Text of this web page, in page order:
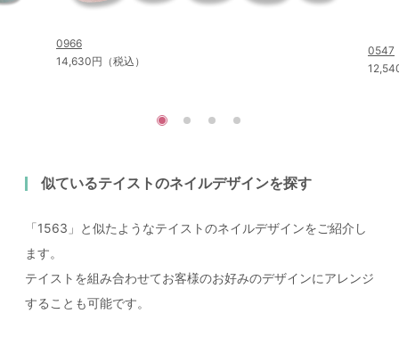
0966
14,630円（税込）
0547
似ているテイストのネイルデザインを探す
「1563」と似たようなテイストのネイルデザインをご紹介し
ます。
テイストを組み合わせてお客様のお好みのデザインにアレンジ
することも可能です。